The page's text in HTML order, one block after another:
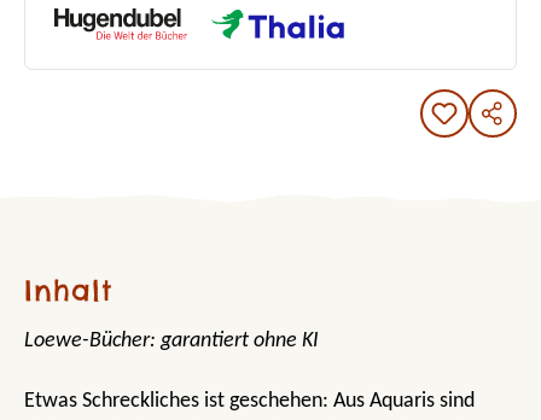
Inhalt
Loewe-Bücher: garantiert ohne KI
Etwas Schreckliches ist geschehen: Aus Aquaris sind